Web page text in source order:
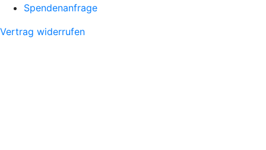
Spendenanfrage
Vertrag widerrufen